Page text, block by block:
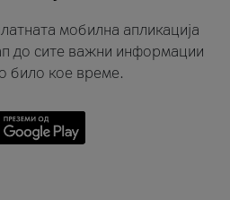
мобилна апликација
до сите важни информации
било кое време.